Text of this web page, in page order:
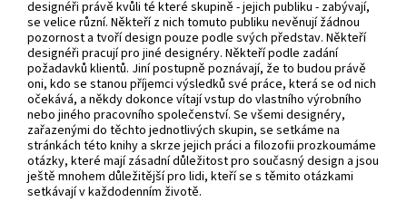
designéři právě kvůli té které skupině - jejich publiku - zabývají,
se velice různí. Někteří z nich tomuto publiku nevěnují žádnou
pozornost a tvoří design pouze podle svých představ. Někteří
designéři pracují pro jiné designéry. Někteří podle zadání
požadavků klientů. Jiní postupně poznávají, že to budou právě
oni, kdo se stanou příjemci výsledků své práce, která se od nich
očekává, a někdy dokonce vítají vstup do vlastního výrobního
nebo jiného pracovního společenství. Se všemi designéry,
zařazenými do těchto jednotlivých skupin, se setkáme na
stránkách této knihy a skrze jejich práci a filozofii prozkoumáme
otázky, které mají zásadní důležitost pro současný design a jsou
ještě mnohem důležitější pro lidi, kteří se s těmito otázkami
setkávají v každodenním životě.